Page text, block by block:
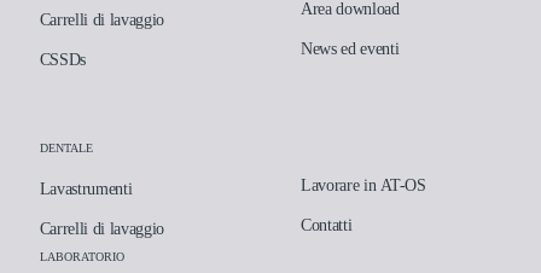
Carrelli di lavaggio
CSSDs
DENTALE
Lavastrumenti
Carrelli di lavaggio
LABORATORIO
Area download
News ed eventi
Lavorare in AT-OS
Contatti